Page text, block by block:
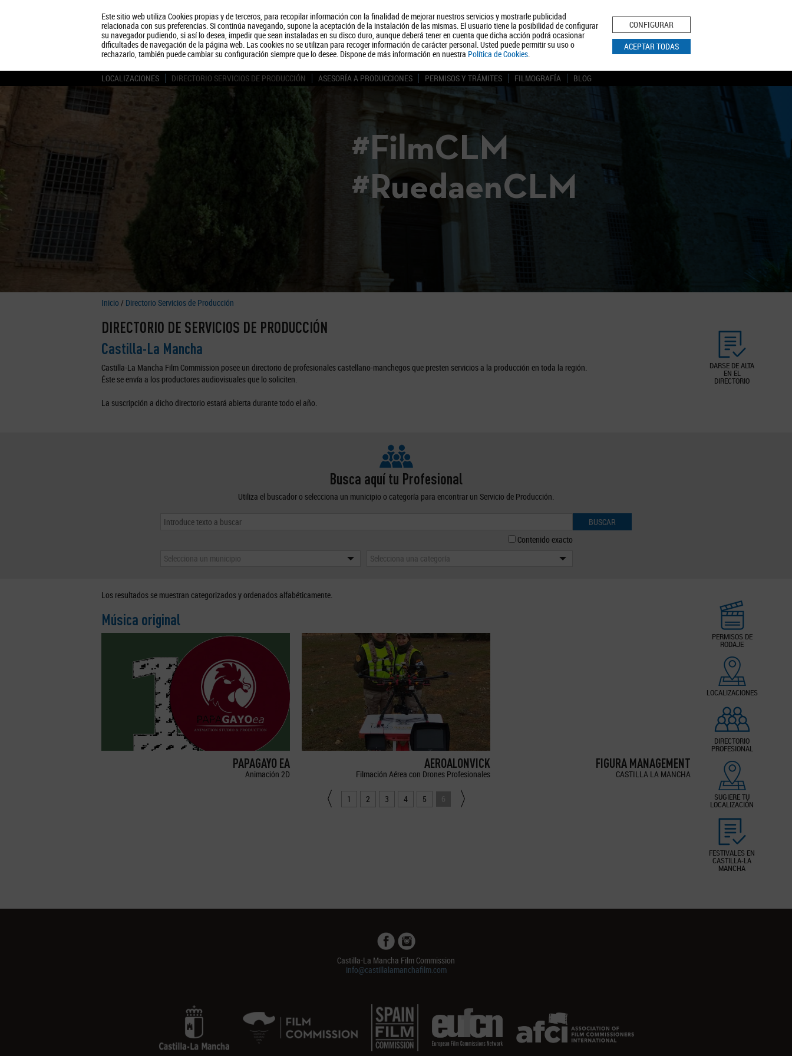
Este sitio web utiliza Cookies propias y de terceros, para recopilar información con la finalidad de mejorar nuestros servicios y mostrarle publicidad
relacionada con sus preferencias. Si continúa navegando, supone la aceptación de la instalación de las mismas. El usuario tiene la posibilidad de configurar
su navegador pudiendo, si así lo desea, impedir que sean instaladas en su disco duro, aunque deberá tener en cuenta que dicha acción podrá ocasionar
dificultades de navegación de la página web. Las cookies no se utilizan para recoger información de carácter personal. Usted puede permitir su uso o
rechazarlo, también puede cambiar su configuración siempre que lo desee. Dispone de más información en nuestra Política de Cookies.
CONFIGURAR
ACEPTAR TODAS
Quiénes somos Turismo Política de Privacidad Aviso Legal Política de Cookies
BUSCAR
LOCALIZACIONES DIRECTORIO SERVICIOS DE PRODUCCIÓN ASESORÍA A PRODUCCIONES PERMISOS Y TRÁMITES FILMOGRAFÍA BLOG
#FilmCLM
#RuedaenCLM
Inicio / Directorio Servicios de Producción
DARSE DE ALTA
EN EL
DIRECTORIO
DIRECTORIO DE SERVICIOS DE PRODUCCIÓN
Castilla-La Mancha
Castilla-La Mancha Film Commission posee un directorio de profesionales castellano-manchegos que presten servicios a la producción en toda la región.
Éste se envía a los productores audiovisuales que lo soliciten.
La suscripción a dicho directorio estará abierta durante todo el año.
Busca aquí tu Profesional
Utiliza el buscador o selecciona un municipio o categoría para encontrar un Servicio de Producción.
BUSCAR
Contenido exacto
Selecciona un municipio
Selecciona una categoría
PERMISOS DE
RODAJE
LOCALIZACIONES
DIRECTORIO
PROFESIONAL
SUGIERE TU
LOCALIZACIÓN
FESTIVALES EN
CASTILLA-LA
MANCHA
Los resultados se muestran categorizados y ordenados alfabéticamente.
Música original
PAPAGAYO EA
Animación 2D
AEROALONVICK
Filmación Aérea con Drones Profesionales
FIGURA MANAGEMENT
CASTILLA LA MANCHA
1 2 3 4 5 6
Castilla-La Mancha Film Commission
info@castillalamanchafilm.com